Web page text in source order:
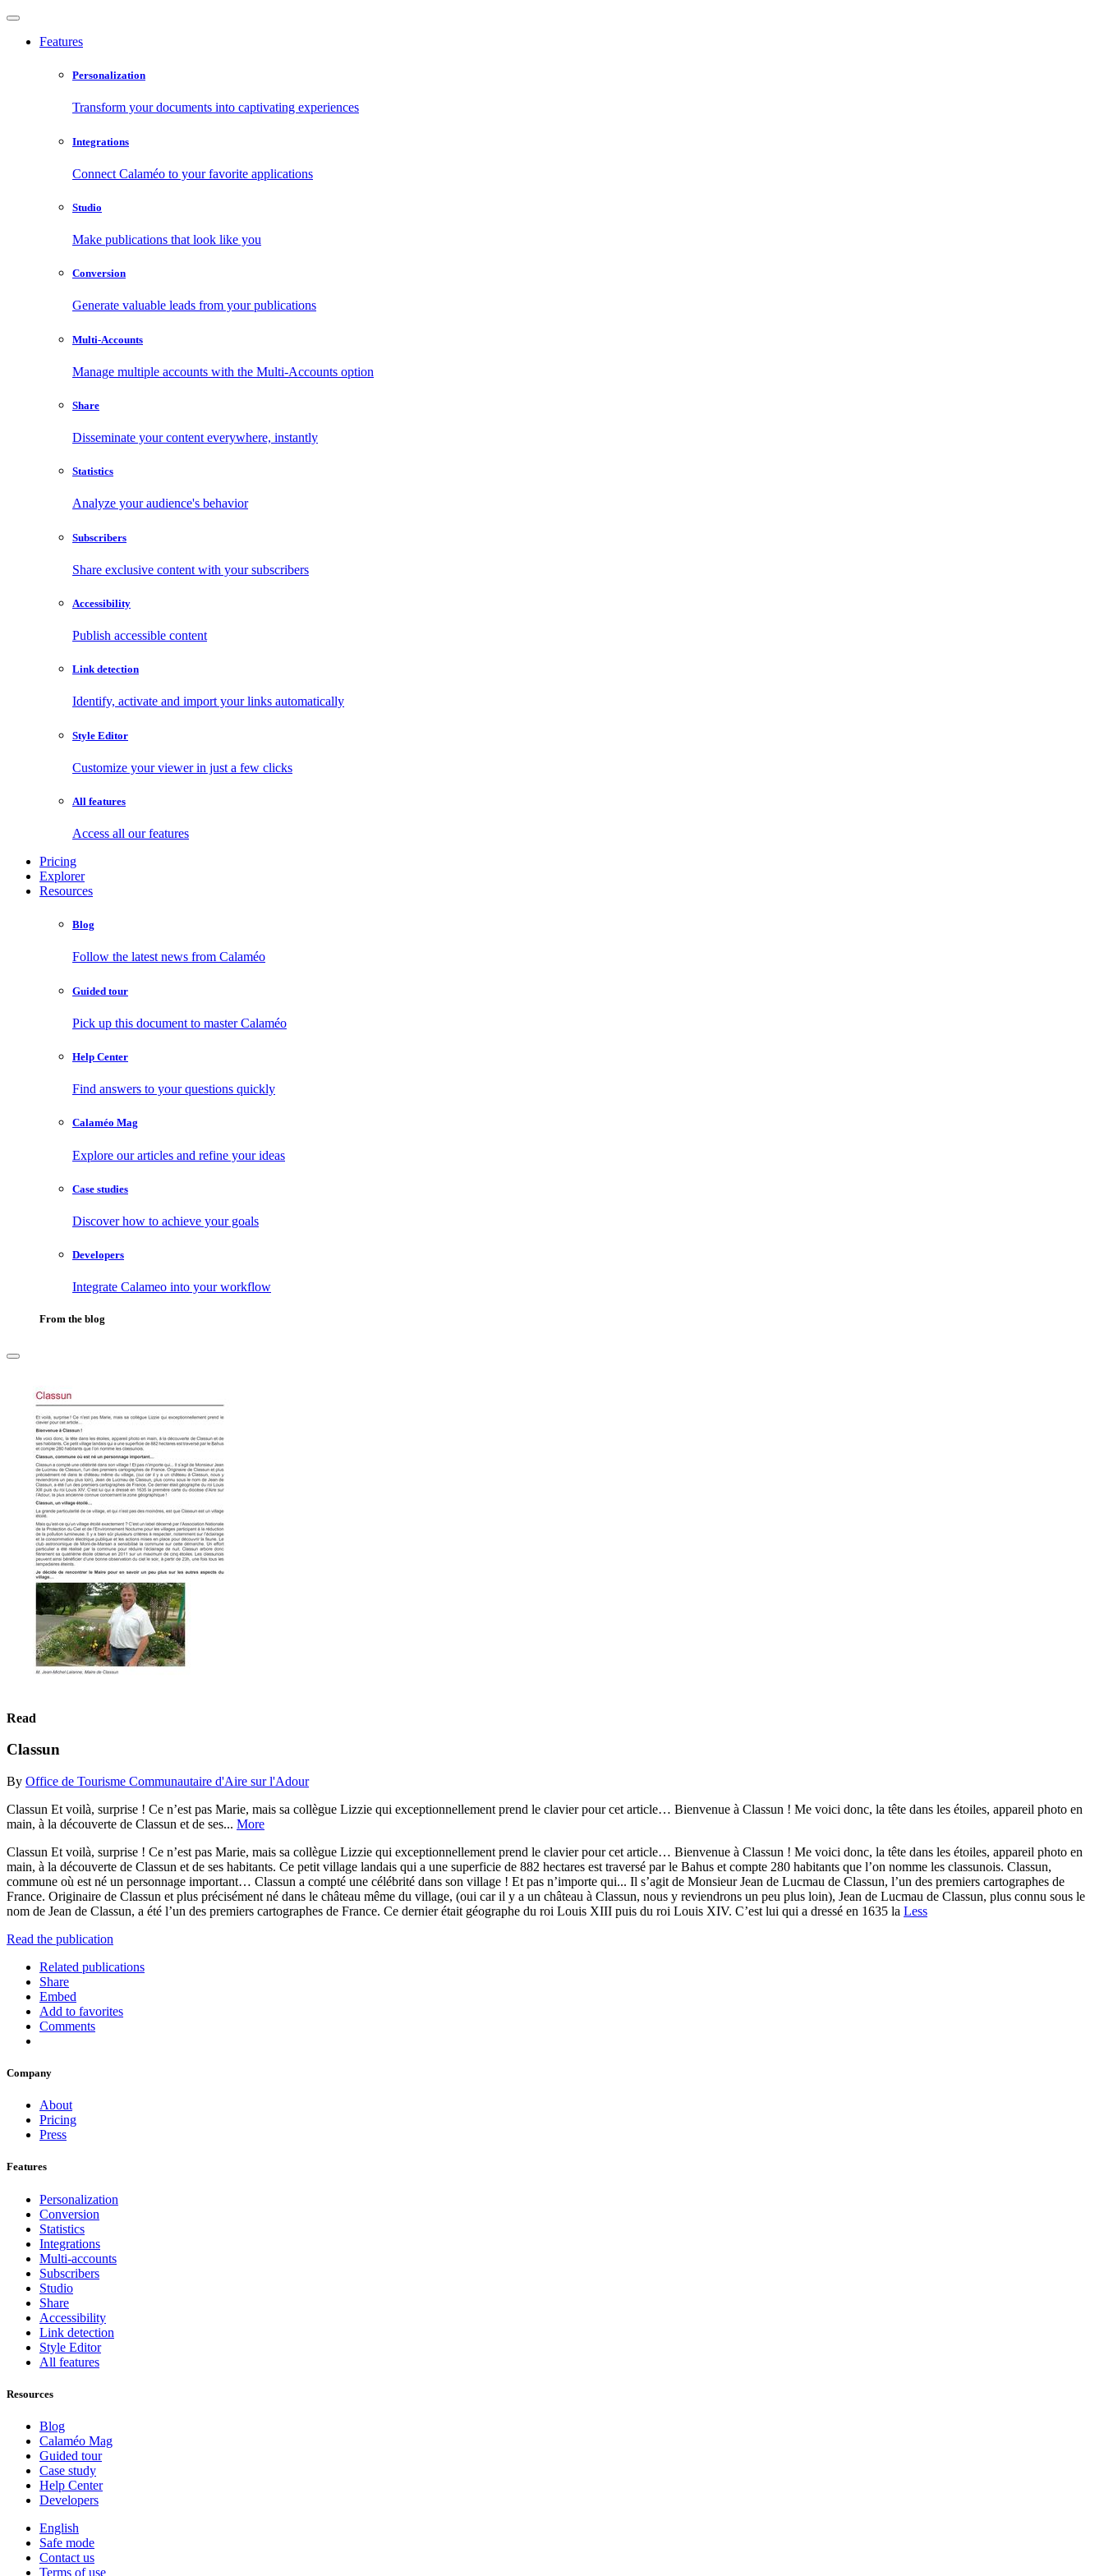
Features
Personalization
Transform your documents into captivating experiences
Integrations
Connect Calaméo to your favorite applications
Studio
Make publications that look like you
Conversion
Generate valuable leads from your publications
Multi-Accounts
Manage multiple accounts with the Multi-Accounts option
Share
Disseminate your content everywhere, instantly
Statistics
Analyze your audience's behavior
Subscribers
Share exclusive content with your subscribers
Accessibility
Publish accessible content
Link detection
Identify, activate and import your links automatically
Style Editor
Customize your viewer in just a few clicks
All features
Access all our features
Pricing
Explorer
Resources
Blog
Follow the latest news from Calaméo
Guided tour
Pick up this document to master Calaméo
Help Center
Find answers to your questions quickly
Calaméo Mag
Explore our articles and refine your ideas
Case studies
Discover how to achieve your goals
Developers
Integrate Calameo into your workflow
From the blog
Read
Classun
By Office de Tourisme Communautaire d'Aire sur l'Adour
Classun Et voilà, surprise ! Ce n’est pas Marie, mais sa collègue Lizzie qui exceptionnellement prend le clavier pour cet article… Bienvenue à Classun ! Me voici donc, la tête dans les étoiles, appareil photo en
main, à la découverte de Classun et de ses... More
Classun Et voilà, surprise ! Ce n’est pas Marie, mais sa collègue Lizzie qui exceptionnellement prend le clavier pour cet article… Bienvenue à Classun ! Me voici donc, la tête dans les étoiles, appareil photo en
main, à la découverte de Classun et de ses habitants. Ce petit village landais qui a une superficie de 882 hectares est traversé par le Bahus et compte 280 habitants que l’on nomme les classunois. Classun,
commune où est né un personnage important… Classun a compté une célébrité dans son village ! Et pas n’importe qui... Il s’agit de Monsieur Jean de Lucmau de Classun, l’un des premiers cartographes de
France. Originaire de Classun et plus précisément né dans le château même du village, (oui car il y a un château à Classun, nous y reviendrons un peu plus loin), Jean de Lucmau de Classun, plus connu sous le
nom de Jean de Classun, a été l’un des premiers cartographes de France. Ce dernier était géographe du roi Louis XIII puis du roi Louis XIV. C’est lui qui a dressé en 1635 la Less
Read the publication
Related publications
Share
Embed
Add to favorites
Comments
Company
About
Pricing
Press
Features
Personalization
Conversion
Statistics
Integrations
Multi-accounts
Subscribers
Studio
Share
Accessibility
Link detection
Style Editor
All features
Resources
Blog
Calaméo Mag
Guided tour
Case study
Help Center
Developers
English
Safe mode
Contact us
Terms of use